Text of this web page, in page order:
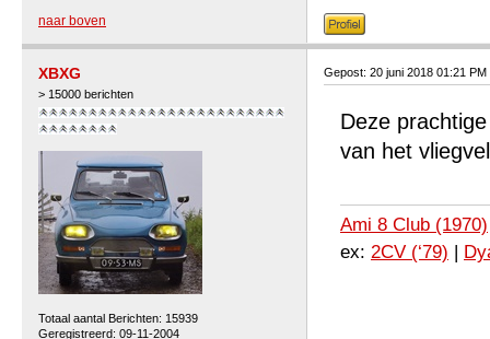
naar boven
XBXG
> 15000 berichten
Totaal aantal Berichten: 15939
Geregistreerd: 09-11-2004
Gepost: 20 juni 2018 01:21 PM
Deze
van het
Ami 8 Club (1970)
ex: 2CV (‘79) |